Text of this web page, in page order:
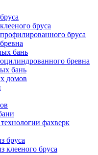
бруса
бруса
бань
бревна
бань
домов
фахверк
бруса
клееного бруса